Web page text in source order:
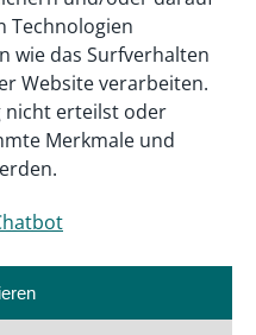
Technologien
wie das Surfverhalten
Website verarbeiten.
nicht erteilst oder
Merkmale und
Text im
handelt.
Fragen zur
Sie sich gerne an